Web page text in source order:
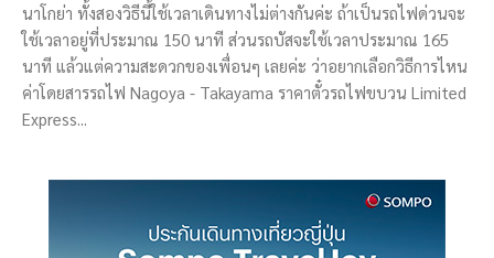
นาโกย่า ทั้งสองวิธีนี้ใช้เวลาเดินทางไม่ต่างกันค่ะ ถ้าเป็นรถไฟด่วนจะ
ใช้เวลาอยู่ที่ประมาณ 150 นาที ส่วนรถบัสจะใช้เวลาประมาณ 165
นาที แล้วแต่ความสะดวกของเพื่อนๆ เลยค่ะ ว่าอยากเลือกวิธีการไหน
ค่าโดยสารรถไฟ Nagoya - Takayama ราคาตั๋วรถไฟขบวน Limited
Express...